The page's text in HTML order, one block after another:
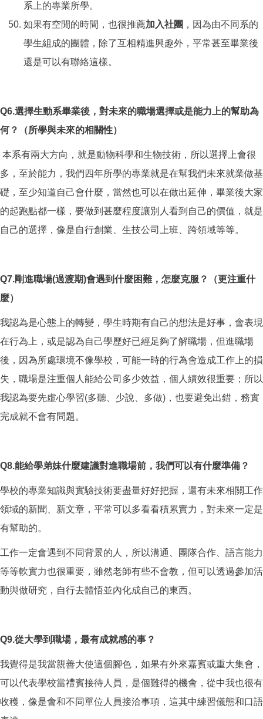
系上的專業所學。
如果有空閒的時間，也很推薦加入社團 ，因為由不同系的
學生組成的團體，除了互相精進興趣外，平常甚至畢業後
還是可以有聯絡這樣。
Q6.選擇生動系畢業後，對未來的職場選擇或是能力上的幫助為
何？（所學與未來的相關性）
本系有兩大方向，就是動物科學和生物技術，所以選擇上會很
多，至於能力，我們四年所學的專業就是在幫我們未來就業做基
礎，至少知道自己會什麼，當然也可以在做出延伸，畢業後大家
的起跑點都一樣，要做到甚麼程度讓別人看到自己的價值，就是
自己的選擇，像是自行創業、生技公司上班、跨領域等等。
Q7.剛進職場(過渡期)會遇到什麼困難，怎麼克服？（更注重什
麼）
我認為是心態上的轉變，學生時期有自己的想法是好事，會表現
在行為上，或是認為自己學歷好已經足夠了解職場，但進職場
後，因為所處環境不像學校，可能一時的行為會造成工作上的損
失，職場是注重個人能給公司多少效益，個人績效很重要；所以
我認為要先虛心學習(多聽、少說、多做)，也要避免出錯，務實
完成就不會有問題。
Q8.能給學弟妹什麼建議對進職場前，我們可以有什麼準備？
學校的專業知識與實驗技術要盡量好好把握，還有未來相關工作
領域的新聞、新文章，平常可以多看看積累實力，對未來一定是
有幫助的。
工作一定會遇到不同背景的人，所以溝通、團隊合作、語言能力
等等軟實力也很重要，雖然老師有些不會教，但可以透過參加活
動與做研究，自行去體悟並內化成自己的東西。
Q9.從大學到職場，最有成就感的事？
我覺得是我當親善大使這個腳色，如果有外來嘉賓或重大集會，
可以代表學校當禮賓接待人員，是個難得的機會，從中我也很有
收穫，像是會和不同單位人員接洽事項，這其中練習儀態和口語